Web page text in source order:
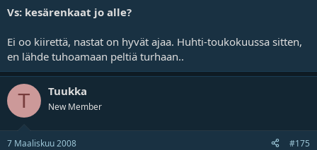
Vs: kesärenkaat jo alle?
Ei oo kiirettä, nastat on hyvät ajaa. Huhti-toukokuussa sitten,
en lähde tuhoamaan peltiä turhaan..
T Tuukka
New Member
7 Maaliskuu 2008 #175